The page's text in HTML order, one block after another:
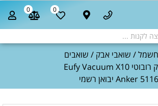
0
0
חשמל/ שואבי אבק / שואבים
/ שואב אבק רובוטי Eufy Vacuum X10